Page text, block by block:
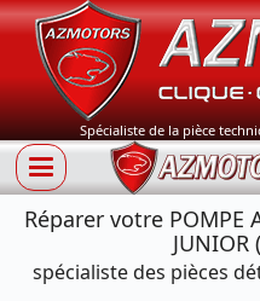
Spécialiste de la pièce
Réparer votre POMPE
JUNIOR
spécialiste des pièces